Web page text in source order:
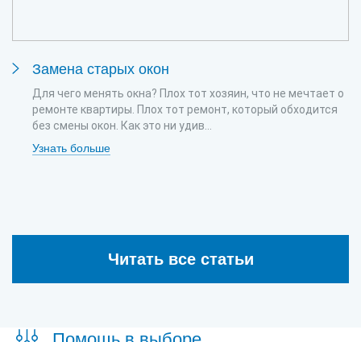
Замена старых окон
Для чего менять окна? Плох тот хозяин, что не мечтает о
ремонте квартиры. Плох тот ремонт, который обходится
без смены окон. Как это ни удив...
Узнать больше
Читать все статьи